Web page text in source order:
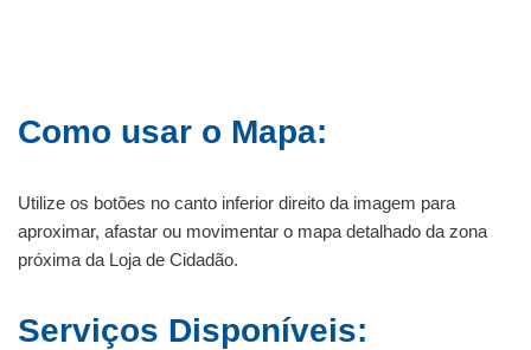
Como usar o Mapa:
Utilize os botões no canto inferior direito da imagem para
aproximar, afastar ou movimentar o mapa detalhado da zona
próxima da Loja de Cidadão.
Serviços Disponíveis: